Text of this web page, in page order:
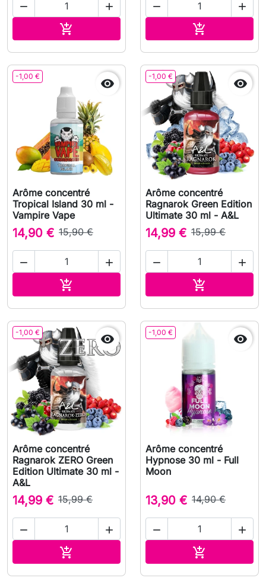
 

 

-1,00 € 
Arôme concentré
Tropical Island 30 ml -
Vampire Vape
14,90 € 15,90 €
 

-1,00 € 
Arôme concentré
Ragnarok Green Edition
Ultimate 30 ml - A&L
14,99 € 15,99 €
 

-1,00 € 
Arôme concentré
Ragnarok ZERO Green
Edition Ultimate 30 ml -
A&L
14,99 € 15,99 €
 

-1,00 € 
Arôme concentré
Hypnose 30 ml - Full
Moon
13,90 € 14,90 €
 
